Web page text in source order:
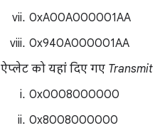
0xA00A000001AA
0x940A000001AA
ऐप्लेट को यहां दिए गए Transmit
0x0008000000
0x8008000000